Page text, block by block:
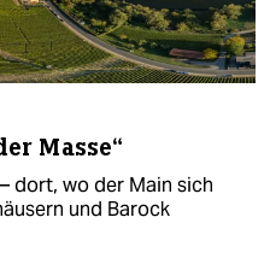
Masse“
dort, wo der Main sich
und Barock